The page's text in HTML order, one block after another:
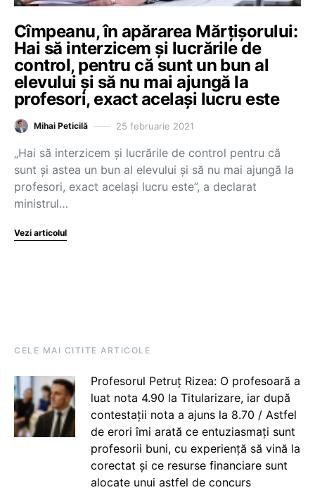
Cîmpeanu, în apărarea Mărțișorului:
Hai să interzicem și lucrările de
control, pentru că sunt un bun al
elevului și să nu mai ajungă la
profesori, exact același lucru este
Mihai Peticilă 25 februarie 2021
„Hai să interzicem și lucrările de control pentru că
sunt și astea un bun al elevului și să nu mai ajungă la
profesori, exact același lucru este”, a declarat
ministrul…
Vezi articolul
CELE MAI CITITE ARTICOLE
Profesorul Petruț Rizea: O profesoară a
luat nota 4.90 la Titularizare, iar după
contestații nota a ajuns la 8.70 / Astfel
de erori îmi arată ce entuziasmați sunt
profesorii buni, cu experiență să vină la
corectat și ce resurse financiare sunt
alocate unui astfel de concurs